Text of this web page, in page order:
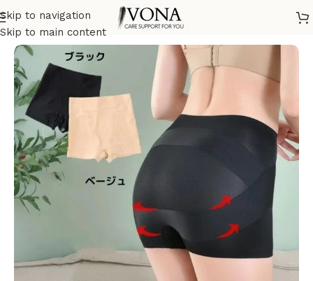
Skip to navigation
Skip to main content
ホーム/産後ケア